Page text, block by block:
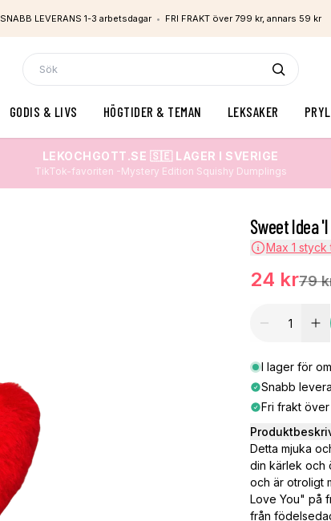
SNABB LEVERANS 1-3 arbetsdagar • FRI FRAKT över 799 kr, annars 59 kr
GODIS & LIVS HÖGTIDER & TEMAN LEKSAKER
LEKOCHGOTT.SE 🇸🇪 LAGER I SVERIGE
TikTok-favoriten -Mystery Edition Squishy Dumplings
Sweet Idea
Max 1 styck
24 kr79
I lager för
Snabb
Fri frakt
Detta mjuka
din kärlek och
och är otroligt
Love You" på
från